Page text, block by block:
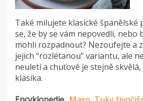
Také milujete klasické španělské
se, že by se vám nepovedli, nebo
mohli rozpadnout? Nezoufejte a
jejich “rozlétanou” variantu, ale
neuletí a chuťově je stejně
klasika.